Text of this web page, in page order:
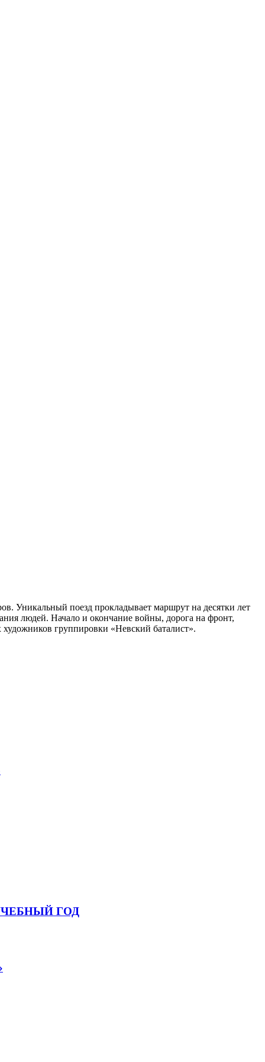
Уникальный поезд прокладывает маршрут на десятки лет
людей. Начало и окончание войны, дорога на фронт,
группировки «Невский баталист».
ГОД